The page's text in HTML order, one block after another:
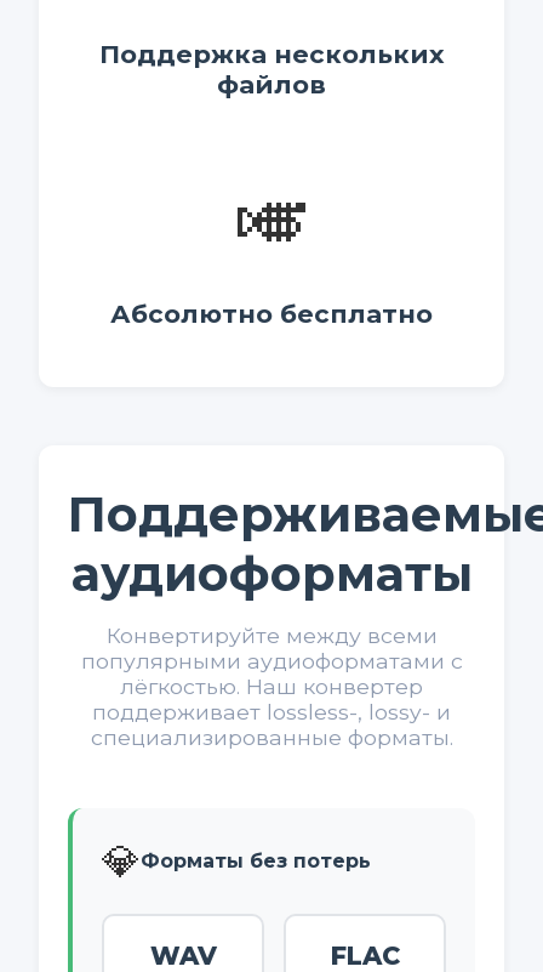
Поддержка нескольких
файлов
🎺
Абсолютно бесплатно
аудиоформаты
Конвертируйте между всеми
популярными аудиоформатами с
лёгкостью. Наш конвертер
поддерживает lossless-, lossy- и
специализированные форматы.
💎Форматы без потерь
WAV FLAC